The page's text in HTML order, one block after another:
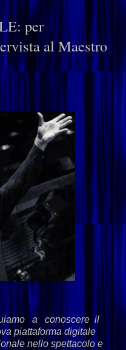
per
al Maestro
a conoscere il
piattaforma digitale
nello spettacolo e